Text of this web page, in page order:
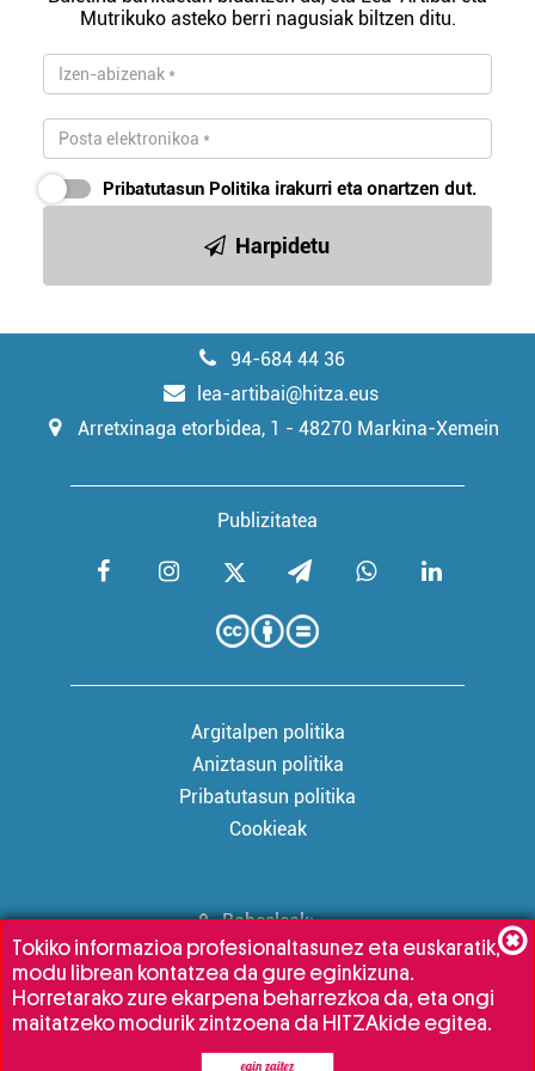
Mutrikuko asteko berri nagusiak biltzen ditu.
Pribatutasun Politika irakurri eta onartzen dut.
Harpidetu
94-684 44 36
lea-artibai@hitza.eus
Arretxinaga etorbidea, 1 - 48270 Markina-Xemein
Publizitatea
Argitalpen politika
Aniztasun politika
Pribatutasun politika
Cookieak
Babesleak:
Tokiko informazioa profesionaltasunez eta euskaratik,
modu librean kontatzea da gure eginkizuna.
Horretarako zure ekarpena beharrezkoa da, eta ongi
maitatzeko modurik zintzoena da HITZAkide egitea.